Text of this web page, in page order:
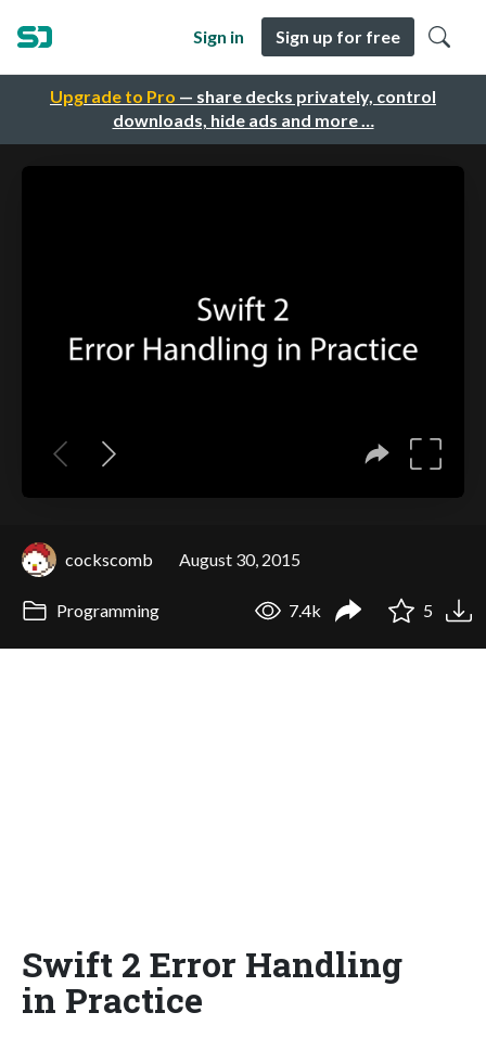
Upgrade to Pro — share decks privately, control
downloads, hide ads and more …
Sign in Sign up for free
cockscomb August 30, 2015
Programming 7.4k 5
Swift 2 Error Handling
in Practice